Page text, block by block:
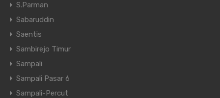
Masa Fix
Bunga
S.Parman
Sabaruddin
Saentis
Sambirejo Timur
Sampali
Sampali Pasar 6
Sampali-Percut